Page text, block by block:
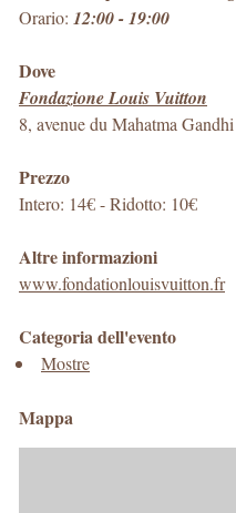
Orario: 12:00 - 19:00
Dove
Fondazione Louis Vuitton
8, avenue du Mahatma Gandhi
Prezzo
Intero: 14€ - Ridotto: 10€
Altre informazioni
www.fondationlouisvuitton.fr
Categoria dell'evento
Mostre
Mappa